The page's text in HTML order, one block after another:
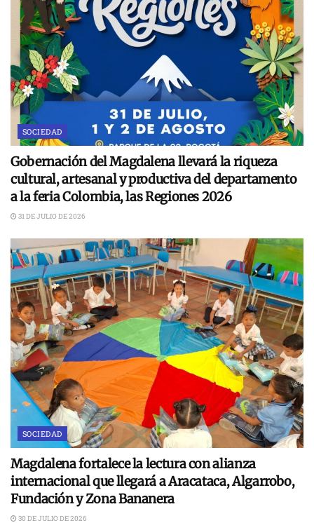
SOCIEDAD
Gobernación del Magdalena llevará la riqueza
cultural, artesanal y productiva del departamento
a la feria Colombia, las Regiones 2026
31 DE JULIO DE 2026
SOCIEDAD
Magdalena fortalece la lectura con alianza
internacional que llegará a Aracataca, Algarrobo,
Fundación y Zona Bananera
30 DE JULIO DE 2026